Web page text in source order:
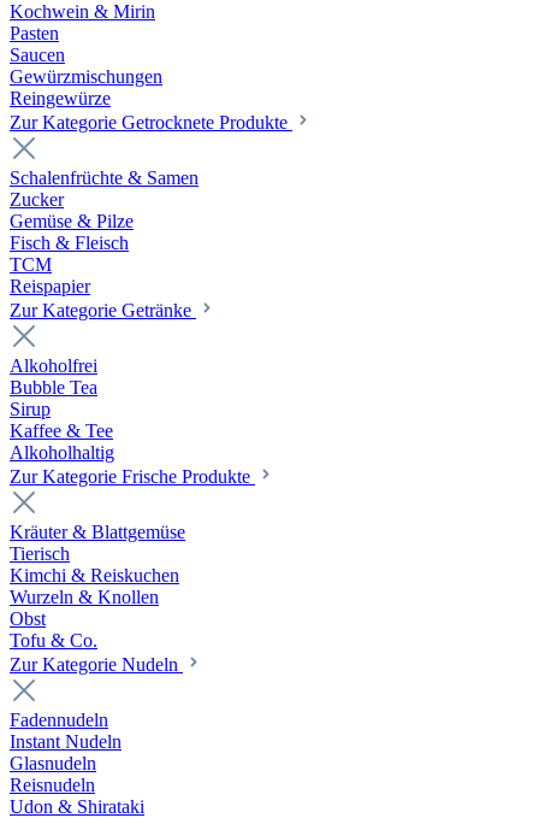
Kochwein & Mirin
Pasten
Saucen
Gewürzmischungen
Reingewürze
Zur Kategorie Getrocknete Produkte
Schalenfrüchte & Samen
Zucker
Gemüse & Pilze
Fisch & Fleisch
TCM
Reispapier
Zur Kategorie Getränke
Alkoholfrei
Bubble Tea
Sirup
Kaffee & Tee
Alkoholhaltig
Zur Kategorie Frische Produkte
Kräuter & Blattgemüse
Tierisch
Kimchi & Reiskuchen
Wurzeln & Knollen
Obst
Tofu & Co.
Zur Kategorie Nudeln
Fadennudeln
Instant Nudeln
Glasnudeln
Reisnudeln
Udon & Shirataki